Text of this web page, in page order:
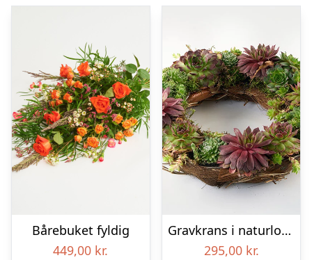
Bårebuket fyldig
449,00 kr.
Gravkrans i naturlook – Blomster til begravelse
295,00 kr.